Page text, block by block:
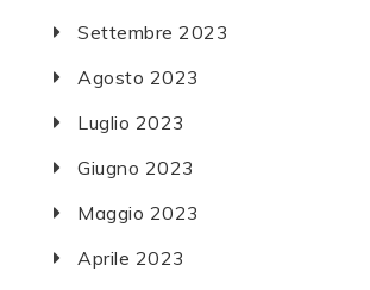
Settembre 2023
Agosto 2023
Luglio 2023
Giugno 2023
Maggio 2023
Aprile 2023